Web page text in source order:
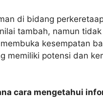
di bidang
tambah, namun
kesempatan
memiliki potensi dan
cara mengetahui